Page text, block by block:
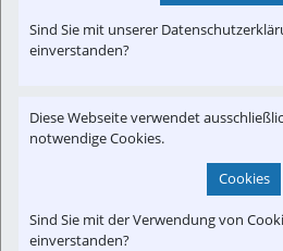
Informationsverbund
Sind Sie mit unserer
einverstanden?
Diese Webseite verwendet
notwendige Cookies.
Cookies
Sind Sie mit der Verwendung von
einverstanden?